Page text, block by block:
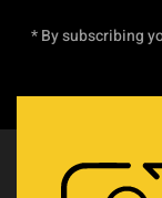
* By subscribing